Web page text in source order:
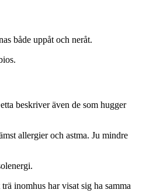
både uppåt och neråt.
beskriver även de som hugger
allergier och astma. Ju mindre
inomhus har visat sig ha samma